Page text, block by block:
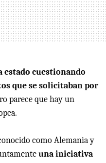
estado cuestionando
que se solicitaban por
parece que hay un
como Alemania y
una iniciativa